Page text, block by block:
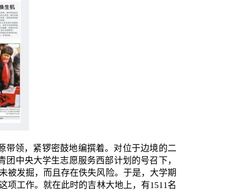
带领，紧锣密鼓地编撰着。对位于边境的二
中央大学生志愿服务西部计划的号召下，
被发掘，而且存在佚失风险。于是，大学期
项工作。就在此时的吉林大地上，有1511名